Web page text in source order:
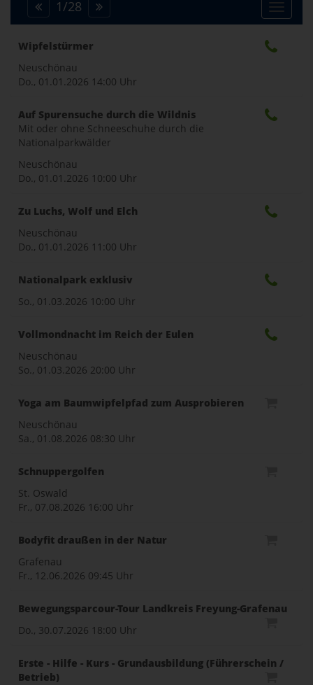
Toggle
1/28
Wipfelstürmer
Neuschönau
Do., 01.01.2026 14:00 Uhr
Auf Spurensuche durch die Wildnis
Mit oder ohne Schneeschuhe durch die
Nationalparkwälder
Neuschönau
Do., 01.01.2026 10:00 Uhr
Zu Luchs, Wolf und Elch
Neuschönau
Do., 01.01.2026 11:00 Uhr
Nationalpark exklusiv
So., 01.03.2026 10:00 Uhr
Vollmondnacht im Reich der Eulen
Neuschönau
So., 01.03.2026 20:00 Uhr
Yoga am Baumwipfelpfad zum Ausprobieren
Neuschönau
Sa., 01.08.2026 08:30 Uhr
Schnuppergolfen
St. Oswald
Fr., 07.08.2026 16:00 Uhr
Bodyfit draußen in der Natur
Grafenau
Fr., 12.06.2026 09:45 Uhr
Bewegungsparcour-Tour Landkreis Freyung-Grafenau
Do., 30.07.2026 18:00 Uhr
Erste - Hilfe - Kurs - Grundausbildung (Führerschein /
Betrieb)